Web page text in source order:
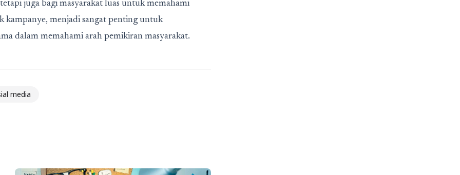
juga bagi masyarakat luas untuk memahami
menjadi sangat penting untuk
dalam memahami arah pemikiran masyarakat.
media